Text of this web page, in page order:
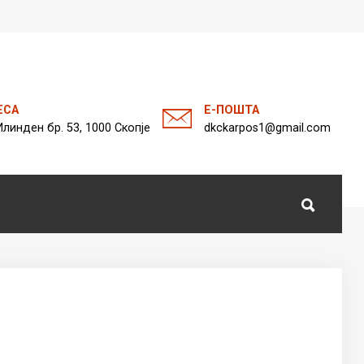
бр. 53, 1000 Скопје
Е-ПОШТА
dkckarpos1@gmail.com